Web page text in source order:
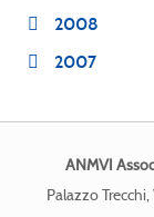
2008
2007
ANMVI
Palazzo